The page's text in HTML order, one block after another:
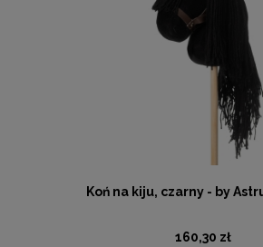
Koń na kiju, czarny - by
160,30 zł